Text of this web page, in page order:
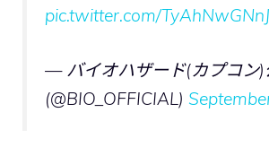
pic.twitter.com/TyAhNwGNnJ
— バイオハザード(カプコン)
(@BIO_OFFICIAL)